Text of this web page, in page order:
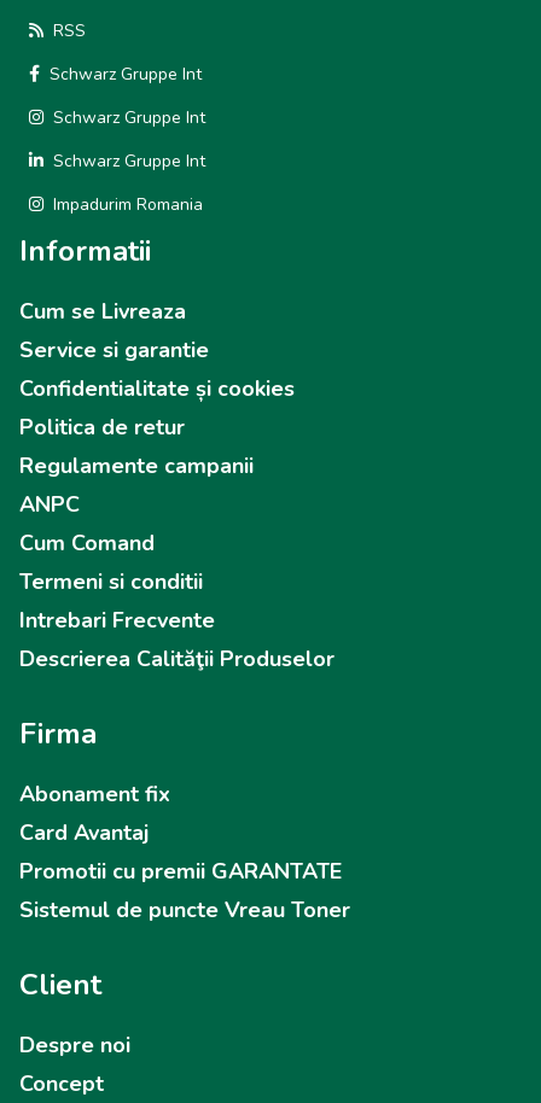
RSS
Schwarz Gruppe Int
Schwarz Gruppe Int
Schwarz Gruppe Int
Impadurim Romania
Informatii
Cum se Livreaza
Service si garantie
Confidentialitate și cookies
Politica de retur
Regulamente campanii
ANPC
Cum Comand
Termeni si conditii
Intrebari Frecvente
Descrierea Calităţii Produselor
Firma
Abonament fix
Card Avantaj
Promotii cu premii GARANTATE
Sistemul de puncte Vreau Toner
Client
Despre noi
Concept